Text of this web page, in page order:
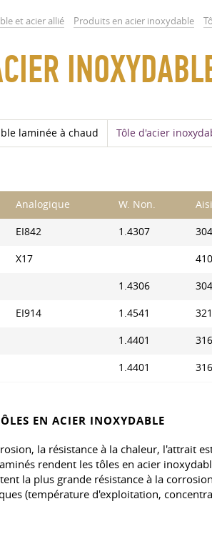
et acier allié Produits en acier inoxydable
laminée à chaud Tôle d'acier
Analogique W. Non.
EI842 1.4307
X17 410
1.4306
EI914 1.4541 321
1.4401 316
1.4401 316
EN ACIER INOXYDABLE
la résistance à la chaleur, l'attrait
rendent les tôles en acier
la plus grande résistance à la
(température d'exploitation,